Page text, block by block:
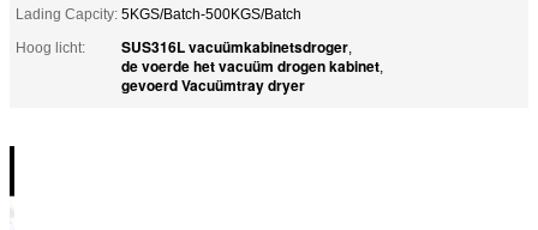
Lading Capcity: 5KGS/Batch-500KGS/Batch
Hoog licht:
SUS316L vacuümkabinetsdroger,
de voerde het vacuüm drogen kabinet,
gevoerd Vacuümtray dryer